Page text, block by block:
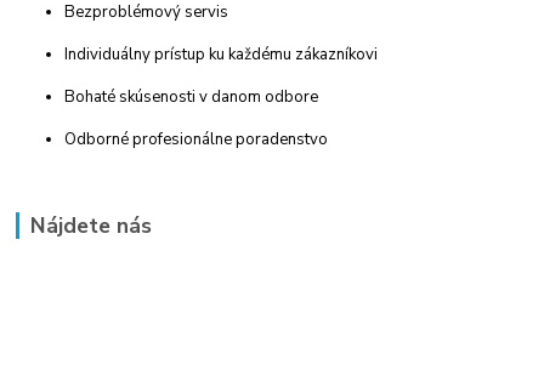
Bezproblémový servis
Individuálny prístup ku každému zákazníkovi
Bohaté skúsenosti v danom odbore
Odborné profesionálne poradenstvo
Nájdete nás